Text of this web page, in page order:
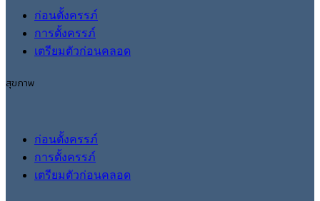
ก่อนตั้งครรภ์
การตั้งครรภ์
เตรียมตัวก่อนคลอด
สุขภาพ
ก่อนตั้งครรภ์
การตั้งครรภ์
เตรียมตัวก่อนคลอด